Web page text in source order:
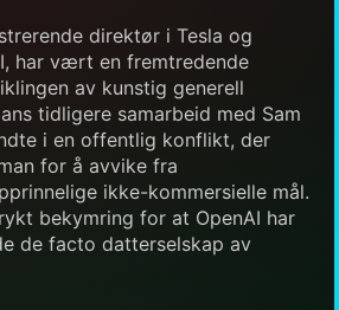
direktør i Tesla og
har vært en fremtredende
av kunstig generell
tidligere samarbeid med Sam
i en offentlig konflikt, der
for å avvike fra
ikke-kommersielle mål.
bekymring for at OpenAI har
de facto datterselskap av